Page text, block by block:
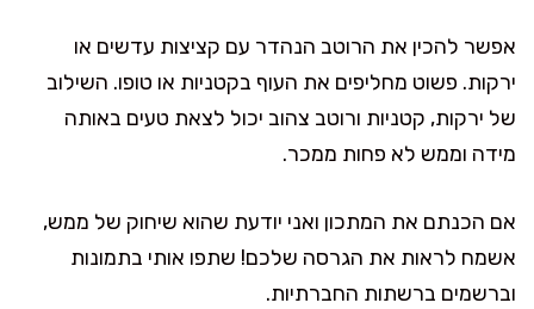
אפשר להכין את הרוטב הנהדר עם קציצות עדשים או
ירקות. פשוט מחליפים את העוף בקטניות או טופו. השילוב
של ירקות, קטניות ורוטב צהוב יכול לצאת טעים באותה
מידה וממש לא פחות ממכר.
אם הכנתם את המתכון ואני יודעת שהוא שיחוק של ממש,
אשמח לראות את הגרסה שלכם! שתפו אותי בתמונות
וברשמים ברשתות החברתיות.